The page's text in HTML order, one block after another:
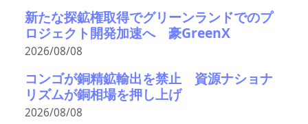
新たな探鉱権取得でグリーンランドでのプ
ロジェクト開発加速へ 豪GreenX
2026/08/08
コンゴが銅精鉱輸出を禁止 資源ナショナ
リズムが銅相場を押し上げ
2026/08/08